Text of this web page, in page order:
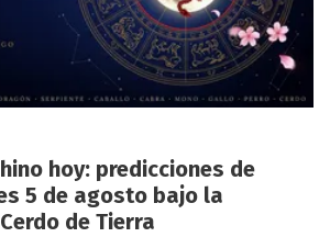
hoy: predicciones de
5 de agosto bajo la
de Tierra